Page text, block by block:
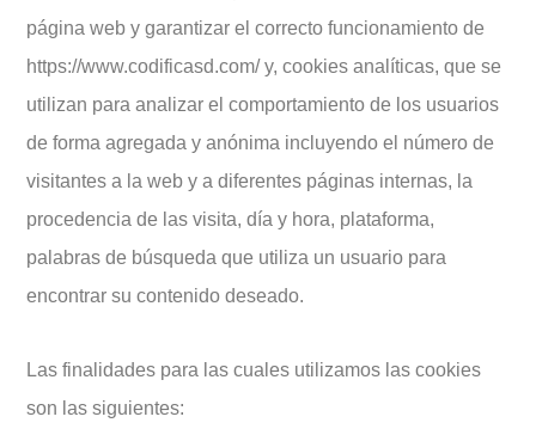
página web y garantizar el correcto funcionamiento de
https://www.codificasd.com/ y, cookies analíticas, que se
utilizan para analizar el comportamiento de los usuarios
de forma agregada y anónima incluyendo el número de
visitantes a la web y a diferentes páginas internas, la
procedencia de las visita, día y hora, plataforma,
palabras de búsqueda que utiliza un usuario para
encontrar su contenido deseado.
Las finalidades para las cuales utilizamos las cookies
son las siguientes: